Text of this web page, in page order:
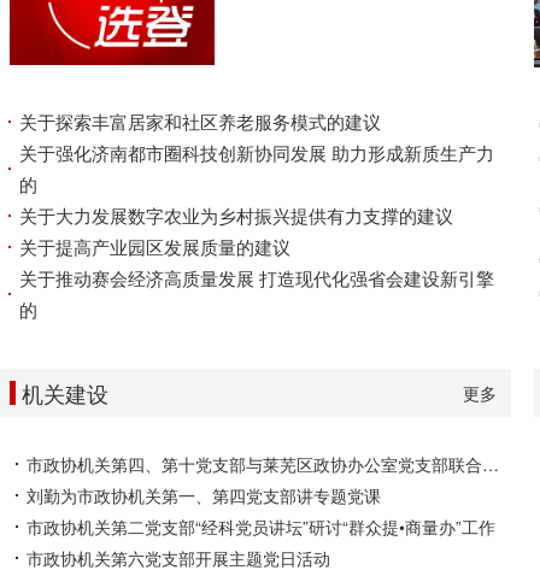
关于探索丰富居家和社区养老服务模式的建议
关于强化济南都市圈科技创新协同发展 助力形成新质生产力
的
关于大力发展数字农业为乡村振兴提供有力支撑的建议
关于提高产业园区发展质量的建议
关于推动赛会经济高质量发展 打造现代化强省会建设新引擎
的
机关建设 更多
市政协机关第四、第十党支部与莱芜区政协办公室党支部联合开展主题党日活动
刘勤为市政协机关第一、第四党支部讲专题党课
市政协机关第二党支部“经科党员讲坛”研讨“群众提•商量办”工作
市政协机关第六党支部开展主题党日活动